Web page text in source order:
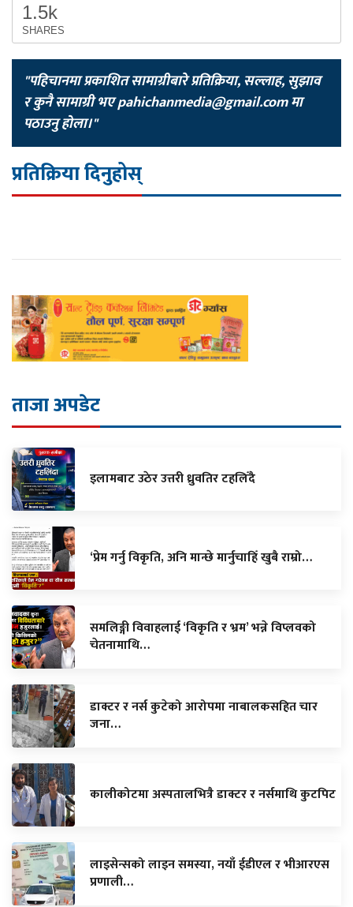
1.5k
SHARES
"पहिचानमा प्रकाशित सामाग्रीबारे प्रतिक्रिया, सल्लाह, सुझाव
र कुनै सामाग्री भएpahichanmedia@gmail.comमा
पठाउनु होला।"
प्रतिक्रिया दिनुहोस्
ताजा अपडेट
इलामबाट उठेर उत्तरी ध्रुवतिर टहलिँदै
‘प्रेम गर्नु विकृति, अनि मान्छे मार्नुचाहिँ खुबै राम्रो…
समलिङ्गी विवाहलाई ‘विकृति र भ्रम’ भन्ने विप्लवको
चेतनामाथि…
डाक्टर र नर्स कुटेको आरोपमा नाबालकसहित चार
जना…
कालीकोटमा अस्पतालभित्रै डाक्टर र नर्समाथि कुटपिट
लाइसेन्सको लाइन समस्या, नयाँ ईडीएल र भीआरएस
प्रणाली…